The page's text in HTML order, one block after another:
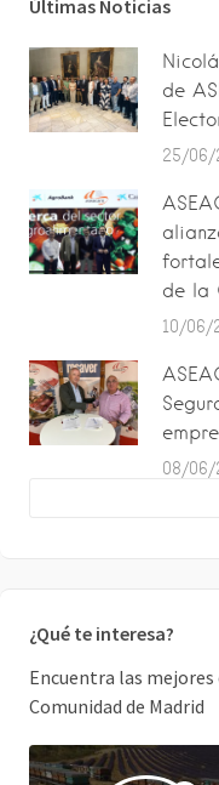
Últimas Noticias
de
25/06/
de la
10/06/
08/06/
¿Qué te interesa?
Encuentra las
Comunidad de Madrid